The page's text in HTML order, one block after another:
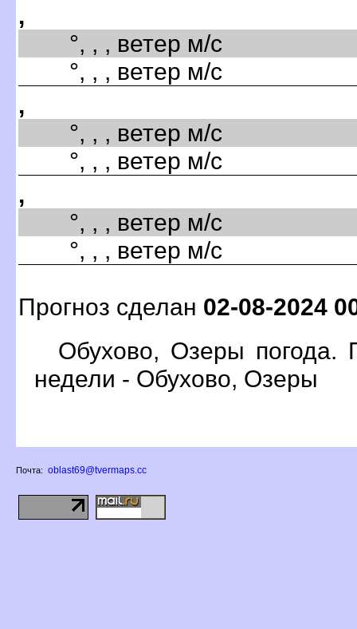
,
°, , , ветер м/с
°, , , ветер м/с
,
°, , , ветер м/с
°, , , ветер м/с
,
°, , , ветер м/с
°, , , ветер м/с
Прогноз сделан 02-08-2024
Обухово, Озеры погода.
недели - Обухово, Озеры
Почта: oblast69@tvermaps.cc